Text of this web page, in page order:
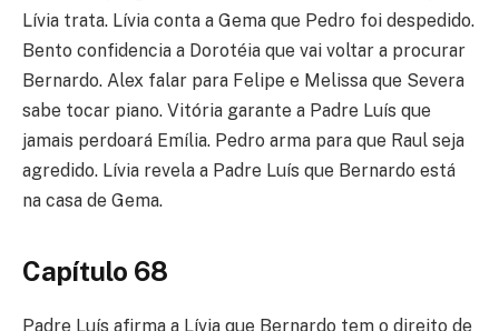
Lívia trata. Lívia conta a Gema que Pedro foi despedido.
Bento confidencia a Dorotéia que vai voltar a procurar
Bernardo. Alex falar para Felipe e Melissa que Severa
sabe tocar piano. Vitória garante a Padre Luís que
jamais perdoará Emília. Pedro arma para que Raul seja
agredido. Lívia revela a Padre Luís que Bernardo está
na casa de Gema.
Capítulo 68
Padre Luís afirma a Lívia que Bernardo tem o direito de